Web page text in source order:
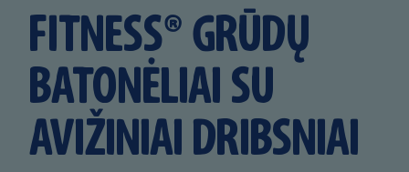
FITNESS® GRŪDŲ
BATONĖLIAI SU
AVIŽINIAI DRIBSNIAI